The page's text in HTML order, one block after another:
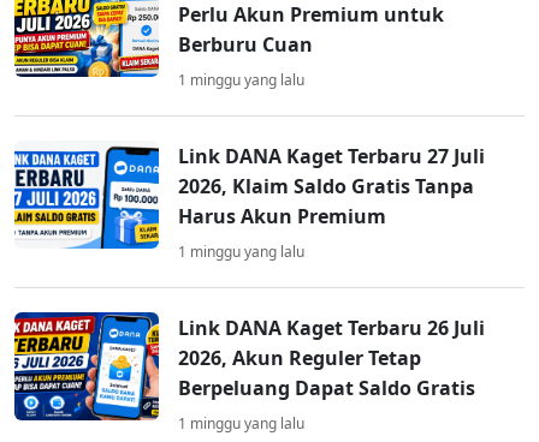
Perlu Akun Premium untuk
Berburu Cuan
1 minggu yang lalu
Link DANA Kaget Terbaru 27 Juli
2026, Klaim Saldo Gratis Tanpa
Harus Akun Premium
1 minggu yang lalu
Link DANA Kaget Terbaru 26 Juli
2026, Akun Reguler Tetap
Berpeluang Dapat Saldo Gratis
1 minggu yang lalu